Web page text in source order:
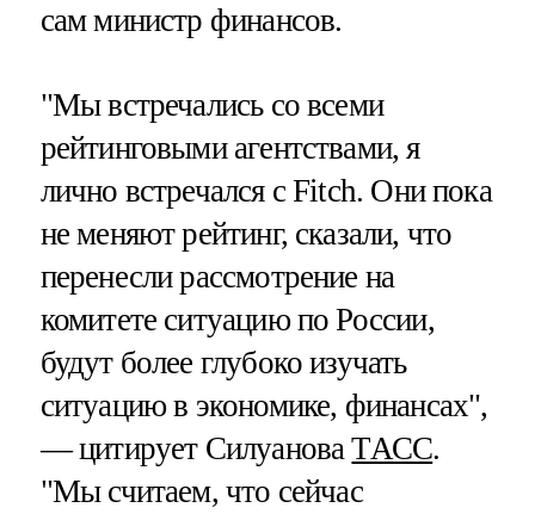
сам министр финансов.
"Мы встречались со всеми
рейтинговыми агентствами, я
лично встречался с Fitch. Они пока
не меняют рейтинг, сказали, что
перенесли рассмотрение на
комитете ситуацию по России,
будут более глубоко изучать
ситуацию в экономике, финансах",
— цитирует СилуановаТАСС.
"Мы считаем, что сейчас